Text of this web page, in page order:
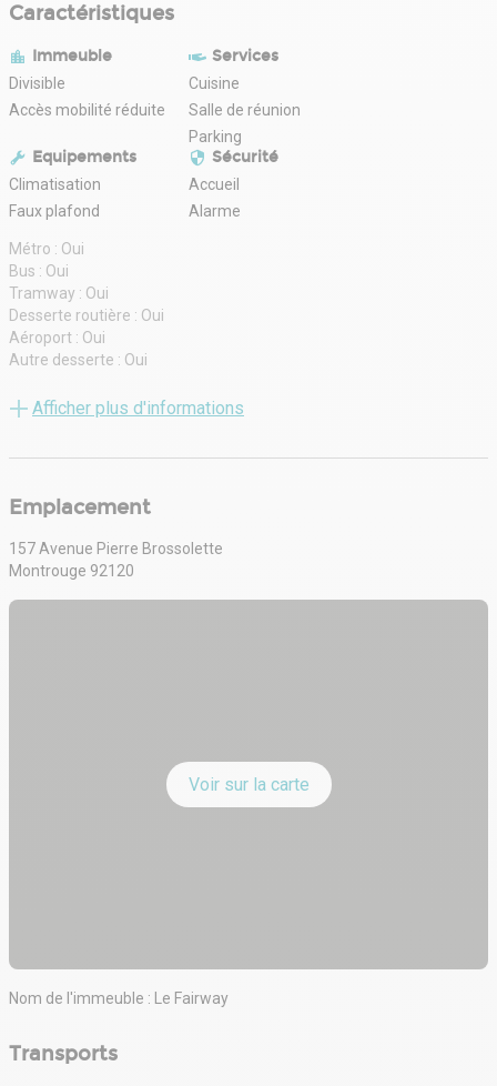
Caractéristiques
Immeuble
Divisible
Accès mobilité réduite
Services
Cuisine
Salle de réunion
Parking
Equipements
Climatisation
Faux plafond
Sécurité
Accueil
Alarme
Métro : Oui
Bus : Oui
Tramway : Oui
Desserte routière : Oui
Aéroport : Oui
Autre desserte : Oui
Etat de l'immeuble : Neuf
Hall d'accueil : Oui
Trame de façade : 1,35 mètre(s)
Sol bureaux : Moquette
Sanitaire(s) : 15
Aire de livraison : Oui
Afficher plus d'informations
Emplacement
157 Avenue Pierre Brossolette
Montrouge 92120
Voir sur la carte
Nom de l'immeuble : Le Fairway
Transports